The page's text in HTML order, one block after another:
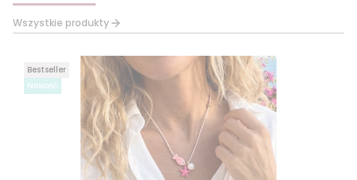
Wszystkie produkty
Bestseller
Nowość